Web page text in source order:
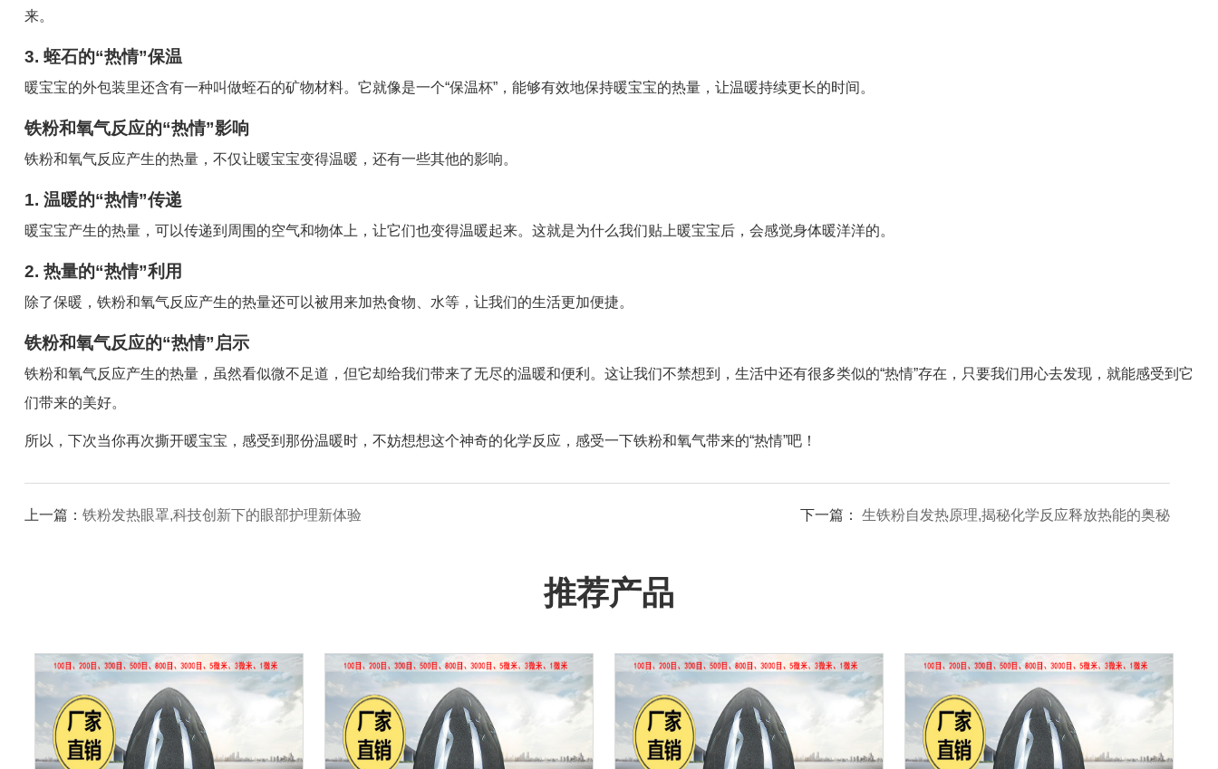
来。
3. 蛭石的“热情”保温
暖宝宝的外包装里还含有一种叫做蛭石的矿物材料。它就像是一个“保温杯”，能够有效地保持暖宝宝的热量，让温暖持续更长的时间。
铁粉和氧气反应的“热情”影响
铁粉和氧气反应产生的热量，不仅让暖宝宝变得温暖，还有一些其他的影响。
1. 温暖的“热情”传递
暖宝宝产生的热量，可以传递到周围的空气和物体上，让它们也变得温暖起来。这就是为什么我们贴上暖宝宝后，会感觉身体暖洋洋的。
2. 热量的“热情”利用
除了保暖，铁粉和氧气反应产生的热量还可以被用来加热食物、水等，让我们的生活更加便捷。
铁粉和氧气反应的“热情”启示
铁粉和氧气反应产生的热量，虽然看似微不足道，但它却给我们带来了无尽的温暖和便利。这让我们不禁想到，生活中还有很多类似的“热情”存在，只要我们用心去发现，就能感受到它
们带来的美好。
所以，下次当你再次撕开暖宝宝，感受到那份温暖时，不妨想想这个神奇的化学反应，感受一下铁粉和氧气带来的“热情”吧！
上一篇： 铁粉发热眼罩,科技创新下的眼部护理新体验 下一篇：生铁粉自发热原理,揭秘化学反应释放热能的奥秘
推荐产品